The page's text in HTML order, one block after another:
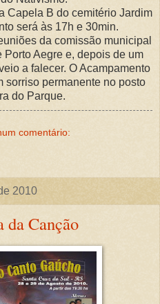
Capela B do cemitério Jardim
será às 17h e 30min.
da comissão municipal
Aegre e, depois de um
a falecer. O Acampamento
sorriso permanente no posto
do Parque.
comentário:
2010
da Canção